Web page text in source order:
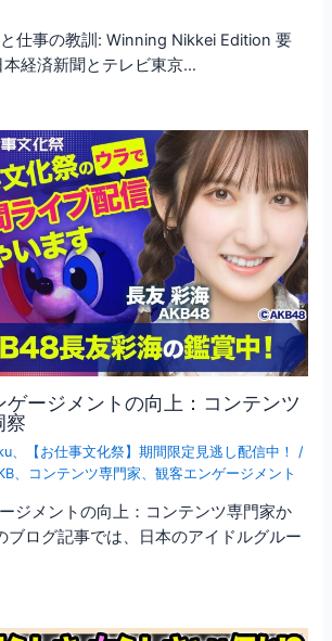
仕事の教訓: Winning Nikkei Edition 要
経済新聞とテレビ東京…
ージメントの向上：コンテンツ
察
【お仕事文化祭】期間限定見逃し配信中！
/
コンテンツ専門家 、観客エンゲージメント
ジメントの向上：コンテンツ専門家か
ブログ記事では、日本のアイドルグルー